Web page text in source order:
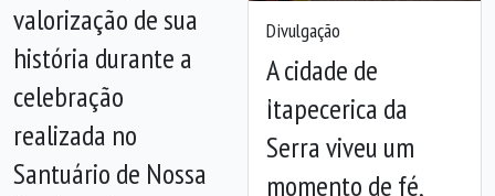
Divulgação
A cidade de
Itapecerica da
Serra viveu um
momento de fé,
Anterior
valorização de sua
história durante a
celebração
realizada no
Santuário de Nossa